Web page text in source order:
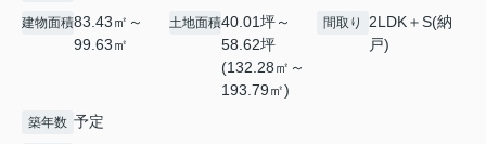
建物面積83.43㎡～
99.63㎡
土地面積40.01坪～
58.62坪
(132.28㎡～
193.79㎡)
間取り
2LDK＋S(納
戸)
築年数 予定